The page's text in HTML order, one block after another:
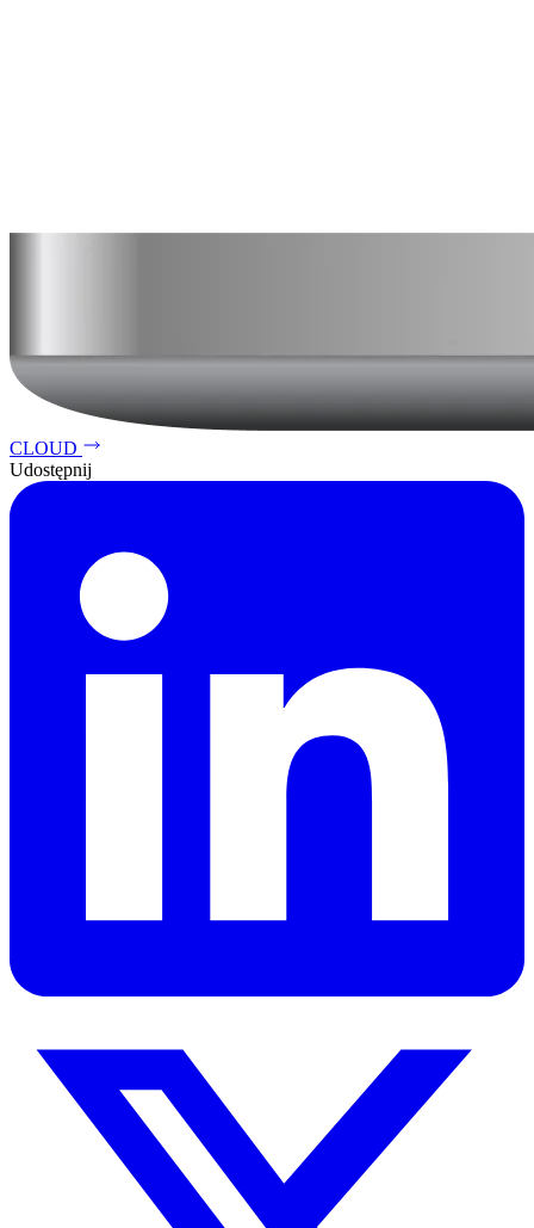
CLOUD
Udostępnij